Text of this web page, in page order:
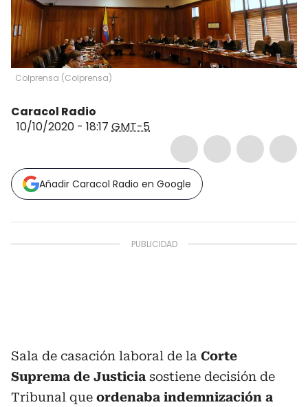
Colprensa (Colprensa)
Caracol Radio
10/10/2020 - 18:17 GMT-5
Añadir Caracol Radio en Google
Sala de casación laboral de la Corte
Suprema de Justicia sostiene decisión de
Tribunal que ordenaba indemnización a